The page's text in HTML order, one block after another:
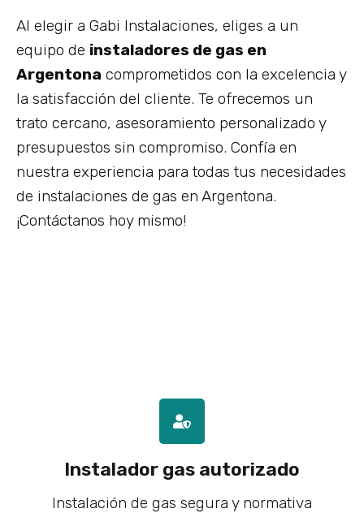
Al elegir a Gabi Instalaciones, eliges a un
equipo de instaladores de gas en
Argentona comprometidos con la excelencia y
la satisfacción del cliente. Te ofrecemos un
trato cercano, asesoramiento personalizado y
presupuestos sin compromiso. Confía en
nuestra experiencia para todas tus necesidades
de instalaciones de gas en Argentona.
¡Contáctanos hoy mismo!
Instalador gas autorizado
Instalación de gas segura y normativa